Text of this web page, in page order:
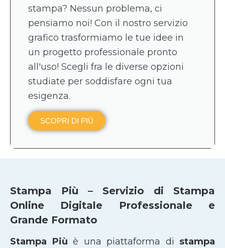
stampa? Nessun problema, ci
pensiamo noi! Con il nostro servizio
grafico trasformiamo le tue idee in
un progetto professionale pronto
all'uso! Scegli fra le diverse opzioni
studiate per soddisfare ogni tua
esigenza.
SCOPRI DI PIÙ
Stampa Più – Servizio di Stampa
Online Digitale Professionale e
Grande Formato
Stampa Più è una piattaforma di stampa